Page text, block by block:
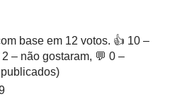
base em 12 votos. 👍 10 –
– não gostaram, 💬 0 –